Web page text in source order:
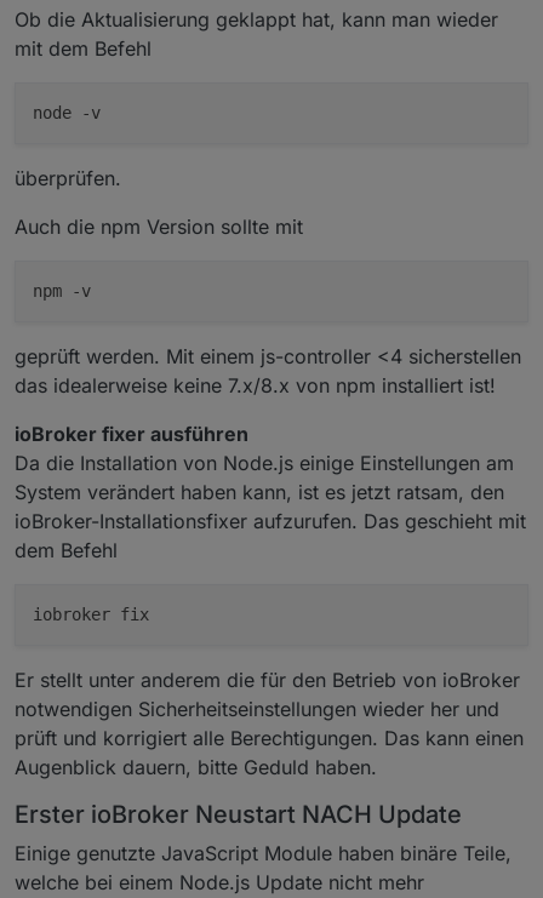
Ob die Aktualisierung geklappt hat, kann man wieder
mit dem Befehl
überprüfen.
Auch die npm Version sollte mit
geprüft werden. Mit einem js-controller <4 sicherstellen
das idealerweise keine 7.x/8.x von npm installiert ist!
ioBroker fixer ausführen
Da die Installation von Node.js einige Einstellungen am
System verändert haben kann, ist es jetzt ratsam, den
ioBroker-Installationsfixer aufzurufen. Das geschieht mit
dem Befehl
Er stellt unter anderem die für den Betrieb von ioBroker
notwendigen Sicherheitseinstellungen wieder her und
prüft und korrigiert alle Berechtigungen. Das kann einen
Augenblick dauern, bitte Geduld haben.
Erster ioBroker Neustart NACH Update
Einige genutzte JavaScript Module haben binäre Teile,
welche bei einem Node.js Update nicht mehr